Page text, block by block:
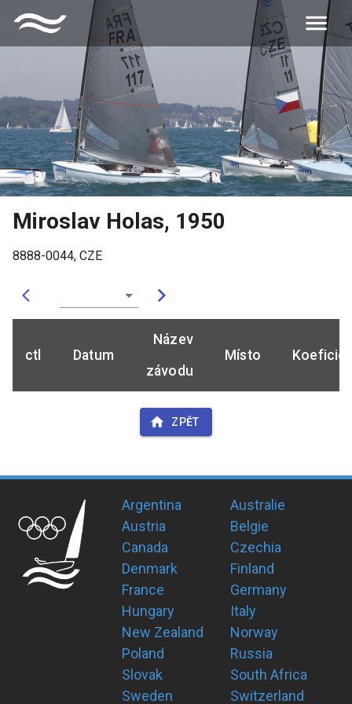
Miroslav Holas, 1950
8888-0044, CZE
ctl Datum
Název
závodu
Místo
ZPĚT
Argentina
Australie
Austria
Belgie
Canada
Czechia
Denmark
Finland
France
Germany
Hungary
Italy
New Zealand
Norway
Poland
Russia
Slovak
South Africa
Sweden
Switzerland